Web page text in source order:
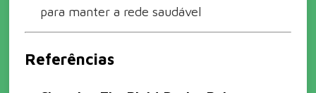
para manter a rede saudável
Referências